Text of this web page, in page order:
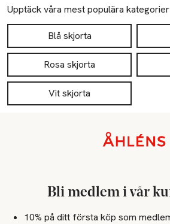
Upptäck våra mest populära kategorier
Blå skjorta
Rosa skjorta
Vit skjorta
Bli medlem i vår
10% på ditt första köp som